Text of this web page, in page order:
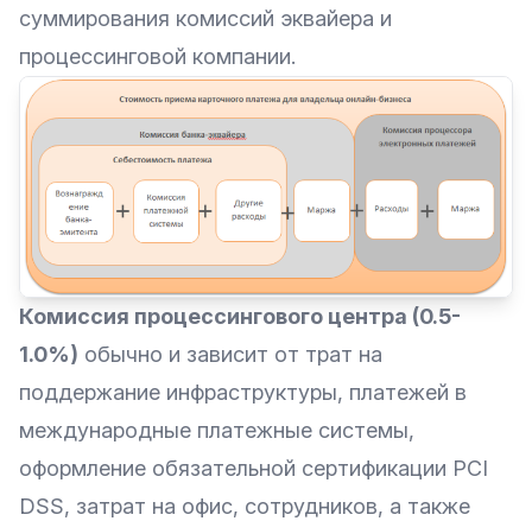
суммирования комиссий эквайера и
процессинговой компании.
Комиссия процессингового центра (0.5-
1.0%) обычно и зависит от трат на
поддержание инфраструктуры, платежей в
международные платежные системы,
оформление обязательной сертификации PCI
DSS, затрат на офис, сотрудников, а также